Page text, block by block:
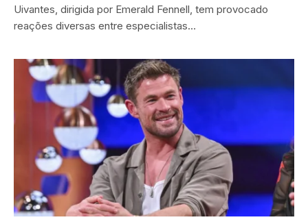
Uivantes, dirigida por Emerald Fennell, tem provocado
reações diversas entre especialistas…